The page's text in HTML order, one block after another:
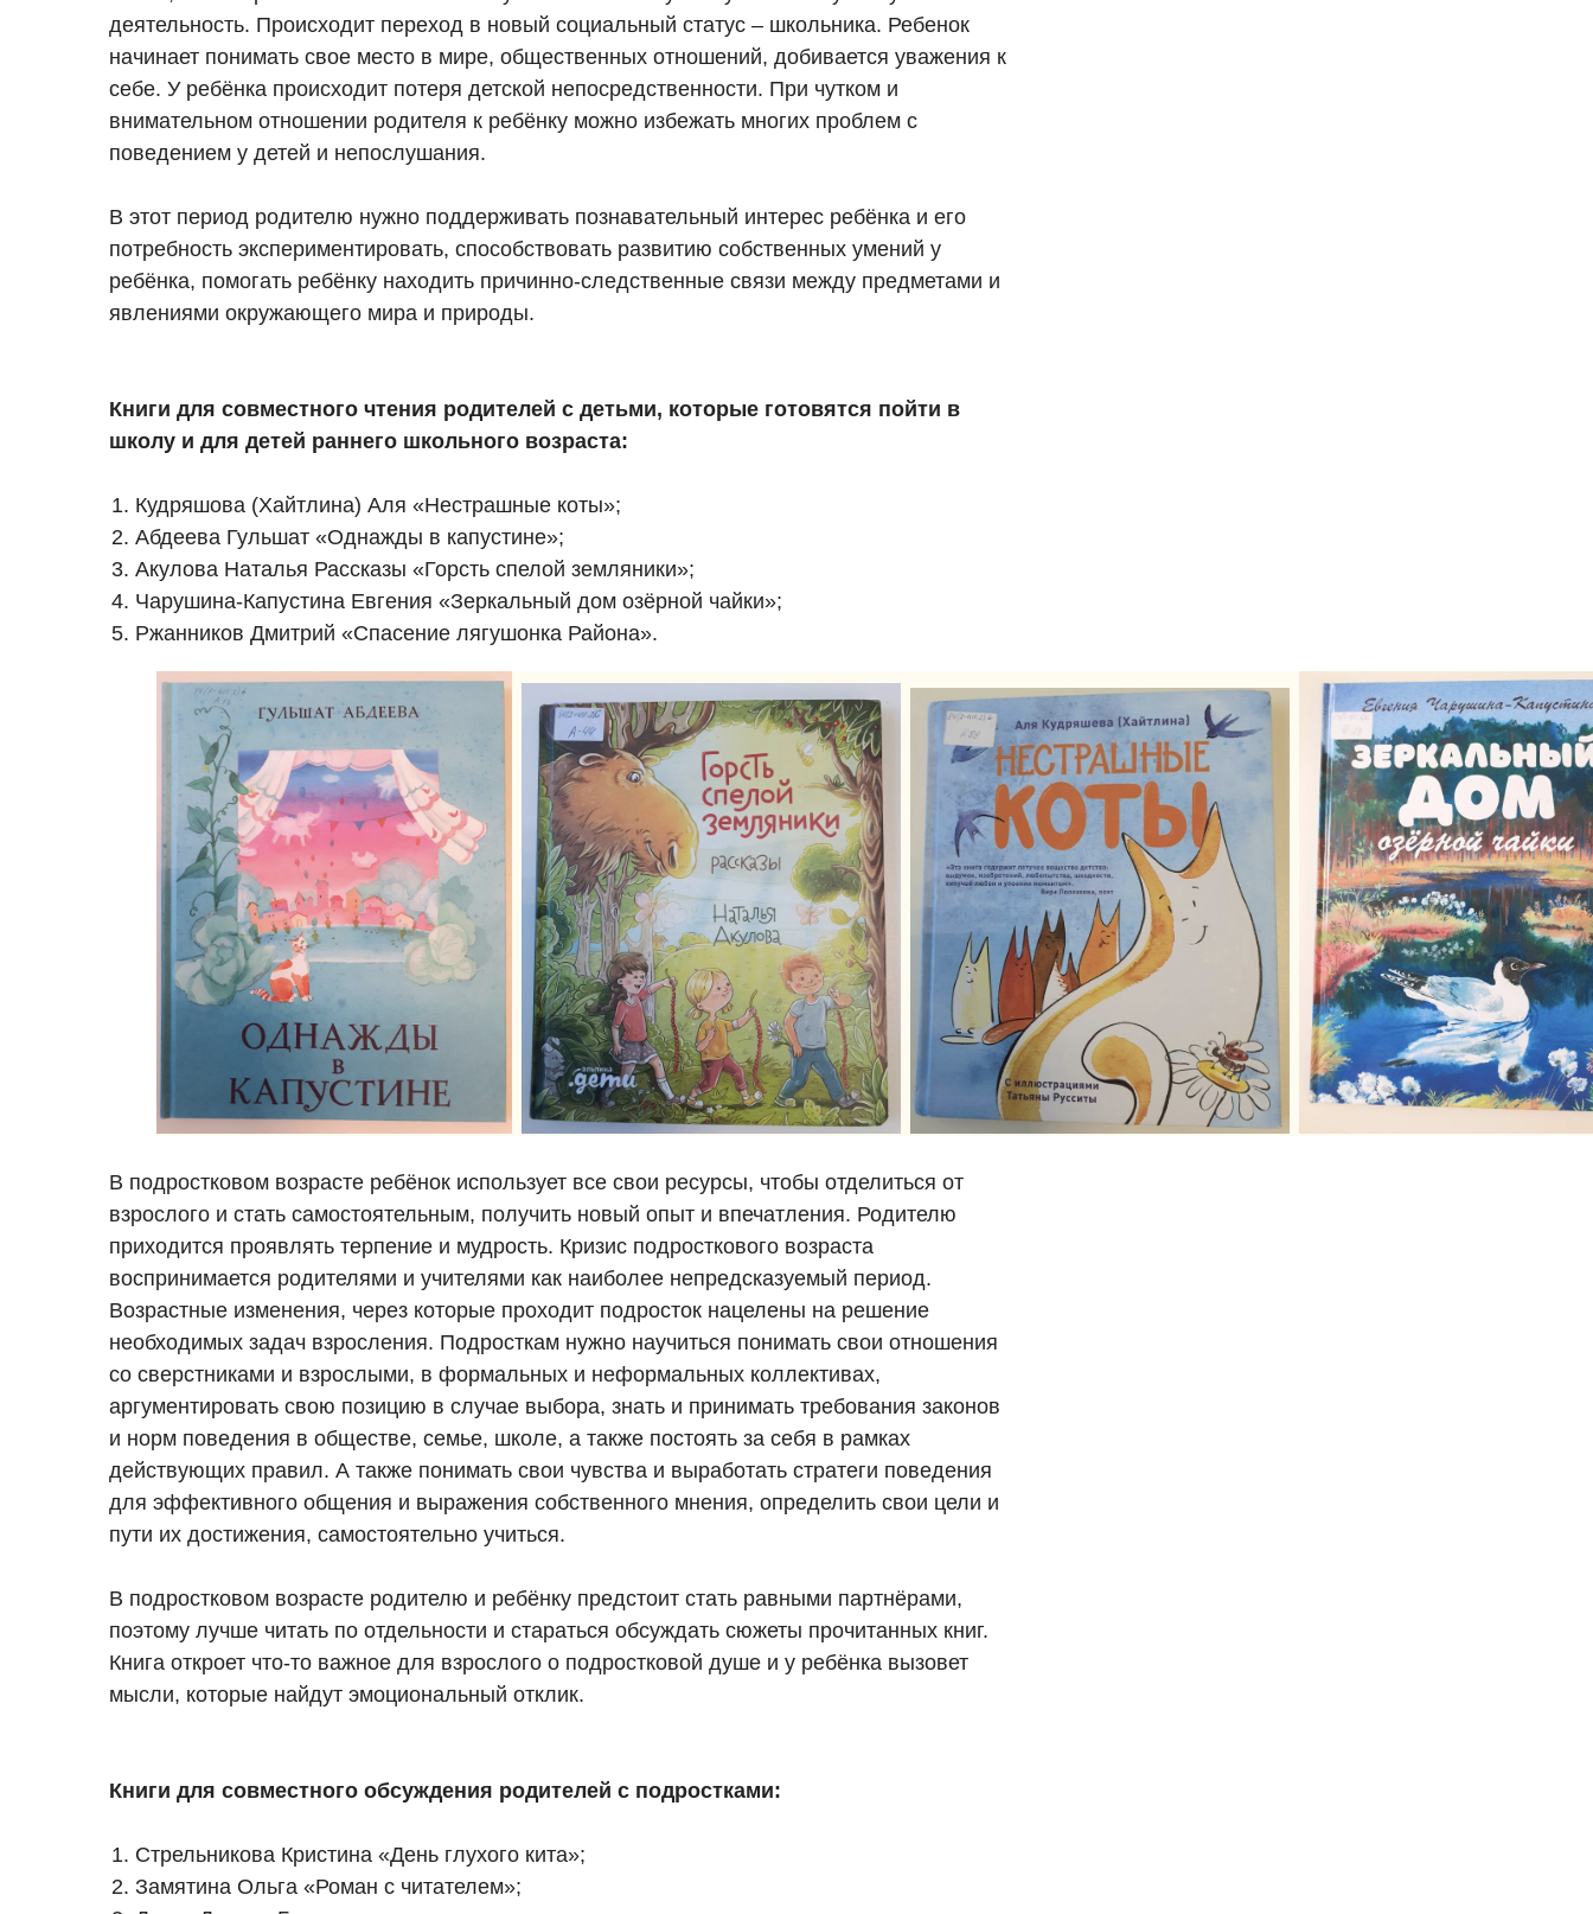
деятельность. Происходит переход в новый социальный статус – школьника. Ребенок
начинает понимать свое место в мире, общественных отношений, добивается уважения к
себе. У ребёнка происходит потеря детской непосредственности. При чутком и
внимательном отношении родителя к ребёнку можно избежать многих проблем с
поведением у детей и непослушания.
В этот период родителю нужно поддерживать познавательный интерес ребёнка и его
потребность экспериментировать, способствовать развитию собственных умений у
ребёнка, помогать ребёнку находить причинно-следственные связи между предметами и
явлениями окружающего мира и природы.
Книги для совместного чтения родителей с детьми, которые готовятся пойти в
школу и для детей раннего школьного возраста:
Кудряшова (Хайтлина) Аля «Нестрашные коты»;
Абдеева Гульшат «Однажды в капустине»;
Акулова Наталья Рассказы «Горсть спелой земляники»;
Чарушина-Капустина Евгения «Зеркальный дом озёрной чайки»;
Ржанников Дмитрий «Спасение лягушонка Района».
В подростковом возрасте ребёнок использует все свои ресурсы, чтобы отделиться от
взрослого и стать самостоятельным, получить новый опыт и впечатления. Родителю
приходится проявлять терпение и мудрость. Кризис подросткового возраста
воспринимается родителями и учителями как наиболее непредсказуемый период.
Возрастные изменения, через которые проходит подросток нацелены на решение
необходимых задач взросления. Подросткам нужно научиться понимать свои отношения
со сверстниками и взрослыми, в формальных и неформальных коллективах,
аргументировать свою позицию в случае выбора, знать и принимать требования законов
и норм поведения в обществе, семье, школе, а также постоять за себя в рамках
действующих правил. А также понимать свои чувства и выработать стратеги поведения
для эффективного общения и выражения собственного мнения, определить свои цели и
пути их достижения, самостоятельно учиться.
В подростковом возрасте родителю и ребёнку предстоит стать равными партнёрами,
поэтому лучше читать по отдельности и стараться обсуждать сюжеты прочитанных книг.
Книга откроет что-то важное для взрослого о подростковой душе и у ребёнка вызовет
мысли, которые найдут эмоциональный отклик.
Книги для совместного обсуждения родителей с подростками:
Стрельникова Кристина «День глухого кита»;
Замятина Ольга «Роман с читателем»;